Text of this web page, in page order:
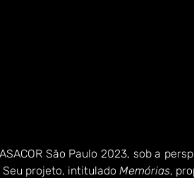
São Paulo 2023, sob a
Seu projeto, intitulado Memórias,